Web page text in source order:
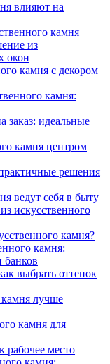
влияют на
камня
из
окон
камня с декором
камня:
заказ: идеальные
камня центром
решения
ведут себя в быту
искусственного
камня?
камня:
банков
выбрать оттенок
лучше
камня для
рабочее место